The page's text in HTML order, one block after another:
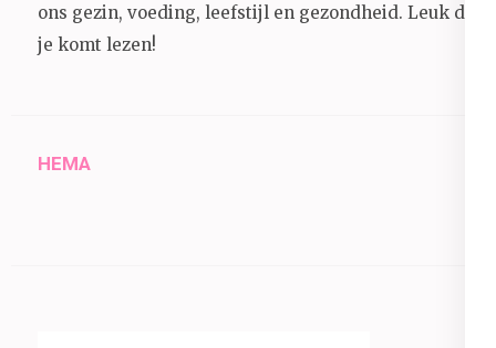
ons gezin, voeding, leefstijl en gezondheid. Leuk dat
je komt lezen!
HEMA